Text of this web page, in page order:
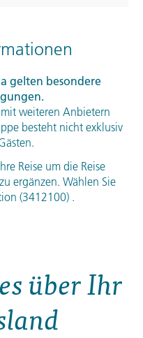
gelten besondere
weiteren Anbietern
besteht nicht exklusiv
Reise um die Reise
ergänzen. Wählen Sie
(3412100) .
über Ihr